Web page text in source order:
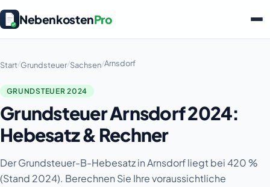
NebenkostenPro
Start/Grundsteuer/Sachsen/Arnsdorf
GRUNDSTEUER 2024
Grundsteuer Arnsdorf 2024:
Hebesatz & Rechner
Der Grundsteuer-B-Hebesatz in Arnsdorf liegt bei 420 %
(Stand 2024). Berechnen Sie Ihre voraussichtliche